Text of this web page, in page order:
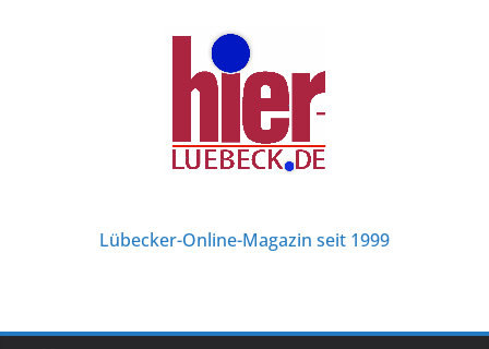
Lübecker-Online-Magazin seit 1999